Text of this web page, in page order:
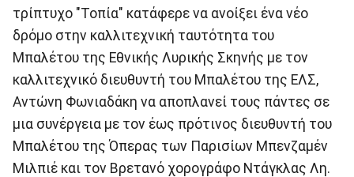
τρίπτυχο "Τοπία" κατάφερε να ανοίξει ένα νέο
δρόμο στην καλλιτεχνική ταυτότητα του
Μπαλέτου της Εθνικής Λυρικής Σκηνής με τον
καλλιτεχνικό διευθυντή του Μπαλέτου της ΕΛΣ,
Αντώνη Φωνιαδάκη να αποπλανεί τους πάντες σε
μια συνέργεια με τον έως πρότινος διευθυντή του
Μπαλέτου της Όπερας των Παρισίων Μπενζαμέν
Μιλπιέ και τον Βρετανό χορογράφο Ντάγκλας Λη.